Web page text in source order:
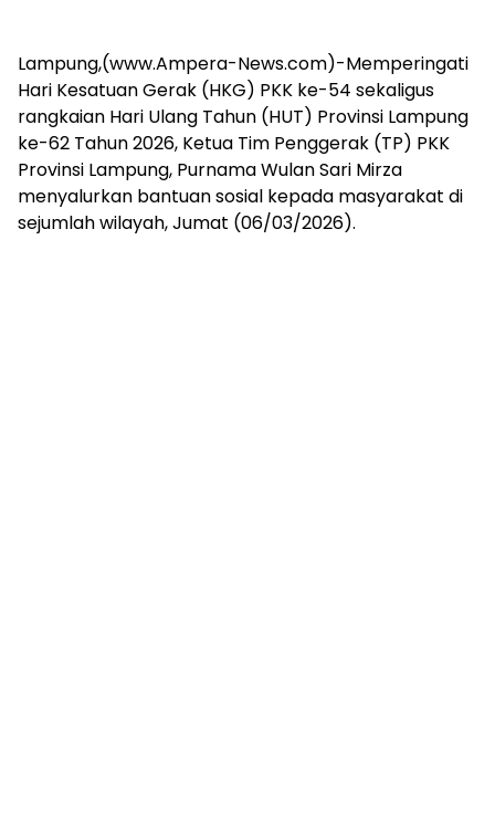
lebih
eksklusif,
bergaya
trendi,
mengandung
unsur
edukasi,
gaya
Lampung,(www.Ampera-News.com)-Memperingati
Hari Kesatuan Gerak (HKG) PKK ke-54 sekaligus
rangkaian Hari Ulang Tahun (HUT) Provinsi Lampung
ke-62 Tahun 2026, Ketua Tim Penggerak (TP) PKK
Provinsi Lampung, Purnama Wulan Sari Mirza
menyalurkan bantuan sosial kepada masyarakat di
sejumlah wilayah, Jumat (06/03/2026).